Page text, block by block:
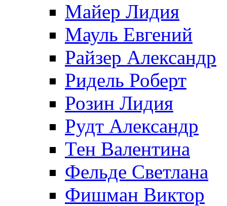
Майер Лидия
Мауль Евгений
Райзер Александр
Ридель Роберт
Розин Лидия
Рудт Александр
Тен Валентина
Фельде Светлана
Фишман Виктор